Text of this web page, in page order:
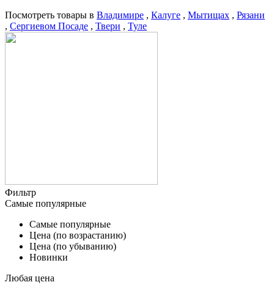
Посмотреть товары в Владимире , Калуге , Мытищах , Рязани
, Сергиевом Посаде , Твери , Туле
Фильтр
Самые популярные
Самые популярные
Цена (по возрастанию)
Цена (по убыванию)
Новинки
Любая цена